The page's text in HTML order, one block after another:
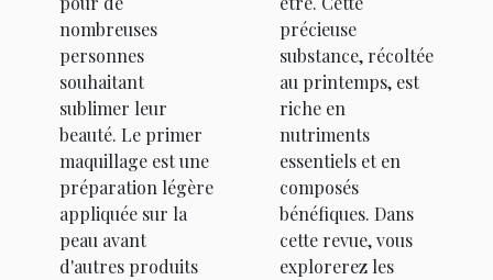
nombreuses
personnes
souhaitant
sublimer leur
beauté. Le primer
maquillage est une
préparation légère
appliquée sur la
peau avant
d'autres produits
précieuse
substance, récoltée
au printemps, est
riche en
nutriments
essentiels et en
composés
bénéfiques. Dans
cette revue, vous
explorerez les